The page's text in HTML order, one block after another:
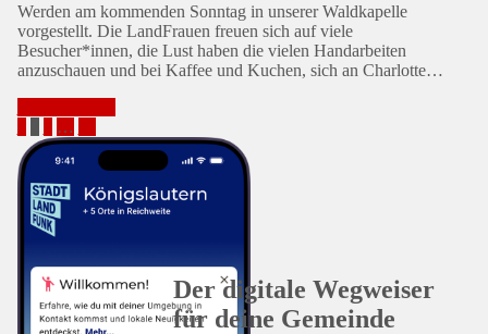
Werden am kommenden Sonntag in unserer Waldkapelle
vorgestellt. Die LandFrauen freuen sich auf viele
Besucher*innen, die Lust haben die vielen Handarbeiten
anzuschauen und bei Kaffee und Kuchen, sich an Charlotte…
Seitennummerierung
der
Beiträge
Page
…
Page
Der digitale Wegweiser
für deine Gemeinde